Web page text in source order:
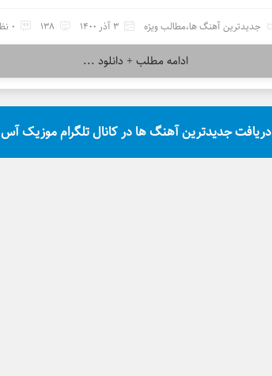
جدیدترین آهنگ ها،مطالب ویژه 3 آذر 1400 138 0 نظر
ادامه مطلب + دانلود ...
دریافت جدیدترین آهنگ ها در کانال تلگرام موزیک آس